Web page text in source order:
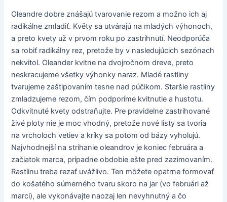
Oleandre dobre znášajú tvarovanie rezom a možno ich aj
radikálne zmladiť. Květy sa utvárajú na mladých výhonoch,
a preto kvety už v prvom roku po zastrihnutí. Neodporúča
sa robiť radikálny rez, pretože by v nasledujúcich sezónach
nekvitol. Oleander kvitne na dvojročnom dreve, preto
neskracujeme všetky výhonky naraz. Mladé rastliny
tvarujeme zaštipovaním tesne nad púčikom. Staršie rastliny
zmladzujeme rezom, čím podporíme kvitnutie a hustotu.
Odkvitnuté kvety odstraňujte. Pre pravidelne zastrihované
živé ploty nie je moc vhodný, pretože nové listy sa tvoria
na vrcholoch vetiev a kríky sa potom od bázy vyholujú.
Najvhodnejší na strihanie oleandrov je koniec februára a
začiatok marca, prípadne obdobie ešte pred zazimovaním.
Rastlinu treba rezať uvážlivo. Ten môžete opatrne formovať
do košatého súmerného tvaru skoro na jar (vo februári až
marci), ale vykonávajte naozaj len nevyhnutný a čo